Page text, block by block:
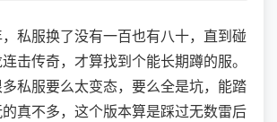
私服换了没有一百也有八十，直到碰
击传奇，才算找到个能长期蹲的服。
私服要么太变态，要么全是坑，能踏
真不多，这个版本算是踩过无数雷后